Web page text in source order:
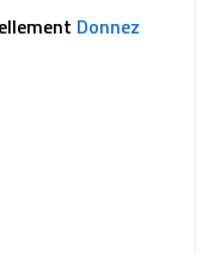
Donnez